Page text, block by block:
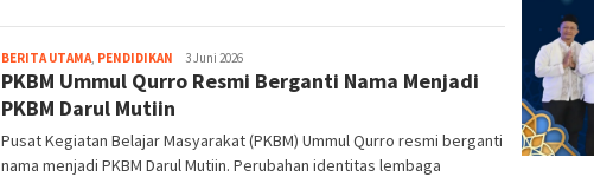
BERITA UTAMA, PENDIDIKAN bg-
admin
3 Juni 2026
PKBM Ummul Qurro Resmi Berganti Nama Menjadi
PKBM Darul Mutiin
Pusat Kegiatan Belajar Masyarakat (PKBM) Ummul Qurro resmi berganti
nama menjadi PKBM Darul Mutiin. Perubahan identitas lembaga